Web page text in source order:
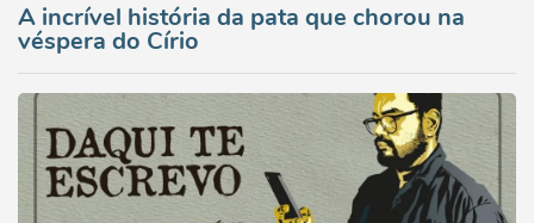
A incrível história da pata que chorou na
véspera do Círio